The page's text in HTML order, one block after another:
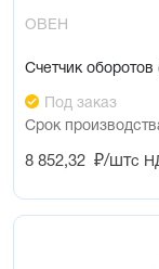
ОВЕН
Счетчик
Под заказ
Срок
8 852,32 ₽/штс